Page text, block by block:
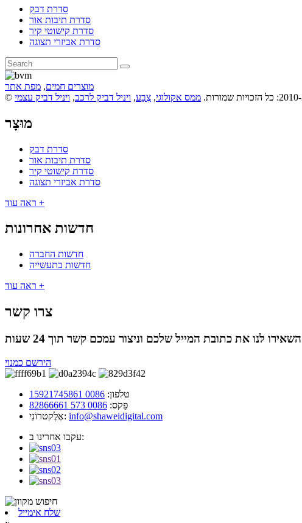
סדרת דבק
סדרת תיבות אור
סדרת קישוטי קיר
סדרת אביזרי תצוגה
מוצרים חמים, מפת אתר
ממס אקולוגי, צֶבַע, ויניל דביק לרכב, ויניל דביק עצמי
מוּצָר
סדרת דבק
סדרת תיבות אור
סדרת קישוטי קיר
סדרת אביזרי תצוגה
ראה עוד +
חדשות אחרונות
חדשות החברה
חדשות בתעשייה
ראה עוד +
צרו קשר
הירשם כמנוי
טלפון: 0086 15921745861
פַקס: 0086 573 82866661
אֶלֶקטרוֹנִי: info@shaweidigital.com
עקבו אחרינו ב:
שלח אימייל